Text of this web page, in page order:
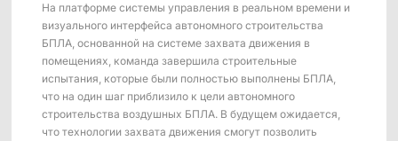
На платформе системы управления в реальном времени и
визуального интерфейса автономного строительства
БПЛА, основанной на системе захвата движения в
помещениях, команда завершила строительные
испытания, которые были полностью выполнены БПЛА,
что на один шаг приблизило к цели автономного
строительства воздушных БПЛА. В будущем ожидается,
что технологии захвата движения смогут позволить